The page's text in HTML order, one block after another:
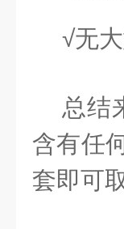
√无
总结
含有任
套即可